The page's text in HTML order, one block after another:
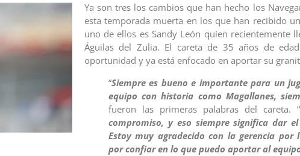
Ya son tres los cambios que han hecho los
esta temporada muerta en los que han recibido
uno de ellos es Sandy León quien recientemente
Águilas del Zulia. El careta de 35 años de
oportunidad y ya está enfocado en aportar su
“Siempre es bueno e importante para un
equipo con historia como Magallanes,
fueron las primeras palabras del careta. “
compromiso, y eso siempre significa dar
Estoy muy agradecido con la gerencia por
por confiar en lo que puedo aportar al